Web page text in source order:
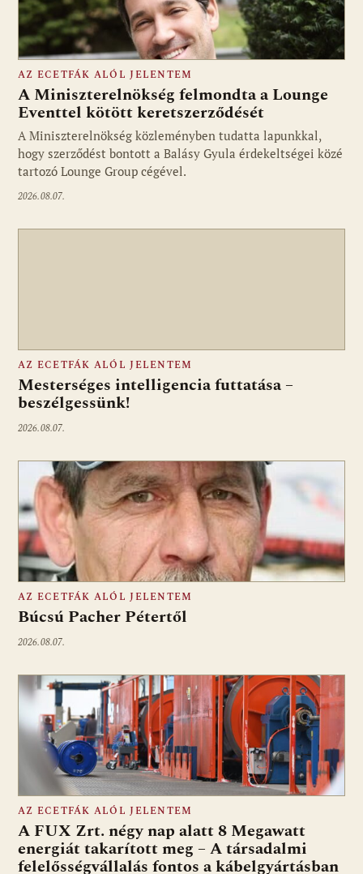
Fotó: media1.hu
AZ ECETFÁK ALÓL JELENTEM
A Miniszterelnökség felmondta a Lounge
Eventtel kötött keretszerződését
A Miniszterelnökség közleményben tudatta lapunkkal,
hogy szerződést bontott a Balásy Gyula érdekeltségei közé
tartozó Lounge Group cégével.
2026.08.07.
AZ ECETFÁK ALÓL JELENTEM
Mesterséges intelligencia futtatása –
beszélgessünk!
2026.08.07.
AZ ECETFÁK ALÓL JELENTEM
Búcsú Pacher Pétertől
2026.08.07.
AZ ECETFÁK ALÓL JELENTEM
A FUX Zrt. négy nap alatt 8 Megawatt
energiát takarított meg – A társadalmi
felelősségvállalás fontos a kábelgyártásban